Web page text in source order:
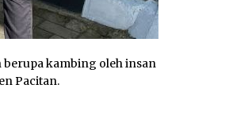
kambing oleh insan
Pacitan.